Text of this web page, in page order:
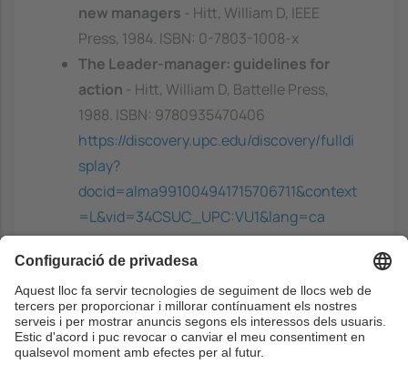
new managers
- Hitt, William D, IEEE
Press, 1984. ISBN: 0-7803-1008-x
The Leader-manager: guidelines for
action
- Hitt, William D, Battelle Press,
1988. ISBN: 9780935470406
https://discovery.upc.edu/discovery/fulldi
splay?
docid=alma991004941715706711&context
=L&vid=34CSUC_UPC:VU1&lang=ca
Capabilities of Effective Engineering
Leaders- Gordon, Bernard M, MIT
Engineering Leadership Program, 2021.